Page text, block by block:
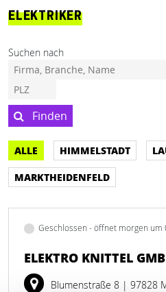
ELEKTRIKER
Suchen nach
Finden
ALLE HIMMELSTADT
MARKTHEIDENFELD
Geschlossen - öffnet morgen um
ELEKTRO KNITTEL
Blumenstraße 8 | 97828